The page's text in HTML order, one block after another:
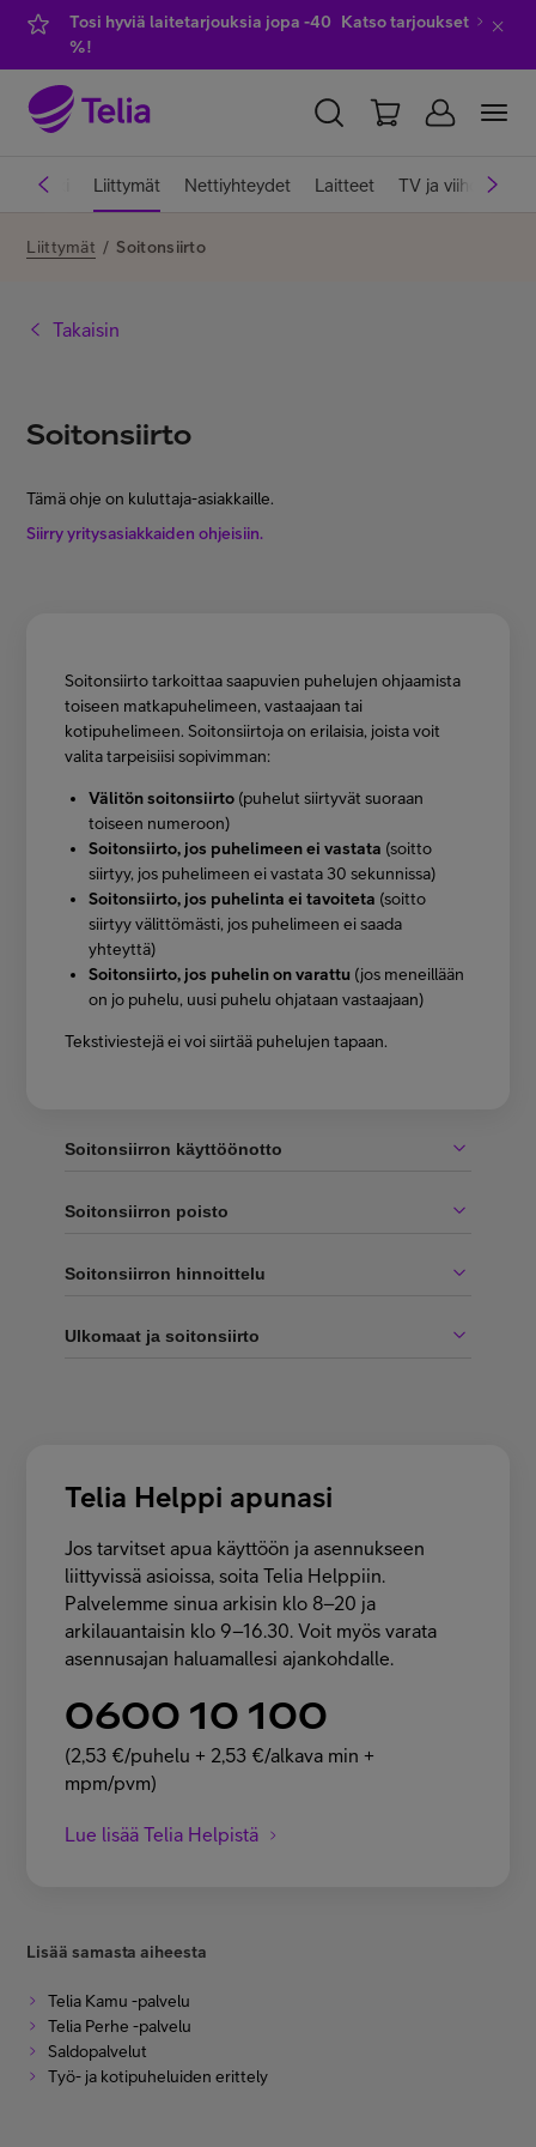
Tosi hyviä laitetarjouksia jopa -40
%!
Katso tarjoukset
YKSITYISILLE YRITYKSILLE WHOLESALE
EN SV
Liittymät Nettiyhteydet Laitteet TV ja viihde
Liittymät / Soitonsiirto
Takaisin
Soitonsiirto
Tämä ohje on kuluttaja-asiakkaille.
Siirry yritysasiakkaiden ohjeisiin.
Soitonsiirto tarkoittaa saapuvien puhelujen ohjaamista
toiseen matkapuhelimeen, vastaajaan tai
kotipuhelimeen. Soitonsiirtoja on erilaisia, joista voit
valita tarpeisiisi sopivimman:
Välitön soitonsiirto (puhelut siirtyvät suoraan
toiseen numeroon)
Soitonsiirto, jos puhelimeen ei vastata (soitto
siirtyy, jos puhelimeen ei vastata 30 sekunnissa)
Soitonsiirto, jos puhelinta ei tavoiteta (soitto
siirtyy välittömästi, jos puhelimeen ei saada
yhteyttä)
Soitonsiirto, jos puhelin on varattu (jos meneillään
on jo puhelu, uusi puhelu ohjataan vastaajaan)
Tekstiviestejä ei voi siirtää puhelujen tapaan.
Soitonsiirron käyttöönotto
Soitonsiirron poisto
Soitonsiirron hinnoittelu
Ulkomaat ja soitonsiirto
Telia Helppi apunasi
Jos tarvitset apua käyttöön ja asennukseen
liittyvissä asioissa, soita Telia Helppiin.
Palvelemme sinua arkisin klo 8–20 ja
arkilauantaisin klo 9–16.30. Voit myös varata
asennusajan haluamallesi ajankohdalle.
0600 10 100
(2,53 €/puhelu + 2,53 €/alkava min +
mpm/pvm)
Lue lisää Telia Helpistä
Lisää samasta aiheesta
Telia Kamu -palvelu
Telia Perhe -palvelu
Saldopalvelut
Työ- ja kotipuheluiden erittely